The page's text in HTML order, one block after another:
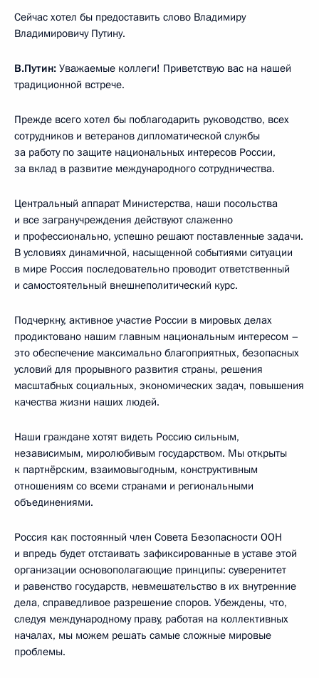
Сейчас хотел бы предоставить слово Владимиру
Владимировичу Путину.
В.Путин: Уважаемые коллеги! Приветствую вас на нашей
традиционной встрече.
Прежде всего хотел бы поблагодарить руководство, всех
сотрудников и ветеранов дипломатической службы
за работу по защите национальных интересов России,
за вклад в развитие международного сотрудничества.
Центральный аппарат Министерства, наши посольства
и все загранучреждения действуют слаженно
и профессионально, успешно решают поставленные задачи.
В условиях динамичной, насыщенной событиями ситуации
в мире Россия последовательно проводит ответственный
и самостоятельный внешнеполитический курс.
Подчеркну, активное участие России в мировых делах
продиктовано нашим главным национальным интересом –
это обеспечение максимально благоприятных, безопасных
условий для прорывного развития страны, решения
масштабных социальных, экономических задач, повышения
качества жизни наших людей.
Наши граждане хотят видеть Россию сильным,
независимым, миролюбивым государством. Мы открыты
к партнёрским, взаимовыгодным, конструктивным
отношениям со всеми странами и региональными
объединениями.
Россия как постоянный член Совета Безопасности ООН
и впредь будет отстаивать зафиксированные в уставе этой
организации основополагающие принципы: суверенитет
и равенство государств, невмешательство в их внутренние
дела, справедливое разрешение споров. Убеждены, что,
следуя международному праву, работая на коллективных
началах, мы можем решать самые сложные мировые
проблемы.